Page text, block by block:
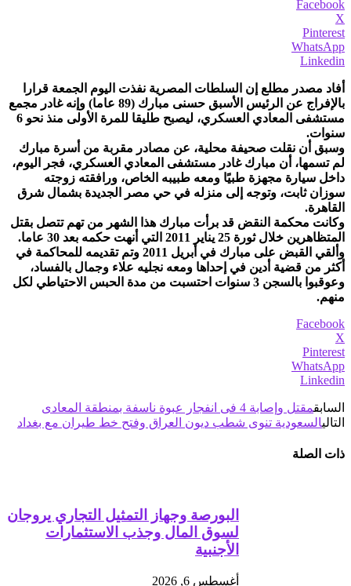
Facebook
X
Pinterest
WhatsApp
Linkedin
أفاد مصدر مطلع إن السلطات المصرية نفذت اليوم الجمعة قرارا
بالإفراج عن الرئيس الأسبق حسنى مبارك (89 عاما) وإنه غادر مجمع
مستشفى المعادي العسكري، ليصبح طليقا للمرة الأولى منذ نحو 6
سنوات.
وسبق أن نقلت صحيفة محلية، عن مصادر مقربة من أسرة مبارك
لم تسمها، أن مبارك غادر مستشفى المعادي العسكري، فجر اليوم،
داخل سيارة مجهزة طبيًا ومعه طبيبه الخاص، ورافقته زوجته
سوزان ثابت، وتوجه إلى منزله في حي مصر الجديدة بشمال شرق
القاهرة.
وكانت محكمة النقض قد برأت مبارك هذا الشهر من تهم تتصل بقتل
المتظاهرين خلال ثورة 25 يناير 2011 التي أنهت حكمه بعد 30 عاما.
وألقي القبض على مبارك في أبريل 2011 وتم تقديمه للمحاكمة في
أكثر من قضية أدين في إحداها ومعه نجليه علاء وجمال بالفساد،
وعوقبوا بالسجن 3 سنوات احتسبت من مدة الحبس الاحتياطي لكل
منهم.
Facebook
X
Pinterest
WhatsApp
Linkedin
السابقمقتل وإصابة 4 فى انفجار عبوة ناسفة بمنطقة المعادى
التاليالسعودية تنوى شطب ديون العراق وفتح خط طيران مع بغداد
ذات الصلة
البورصة وجهاز التمثيل التجاري يروجان
لسوق المال وجذب الاستثمارات
الأجنبية
أغسطس 6, 2026